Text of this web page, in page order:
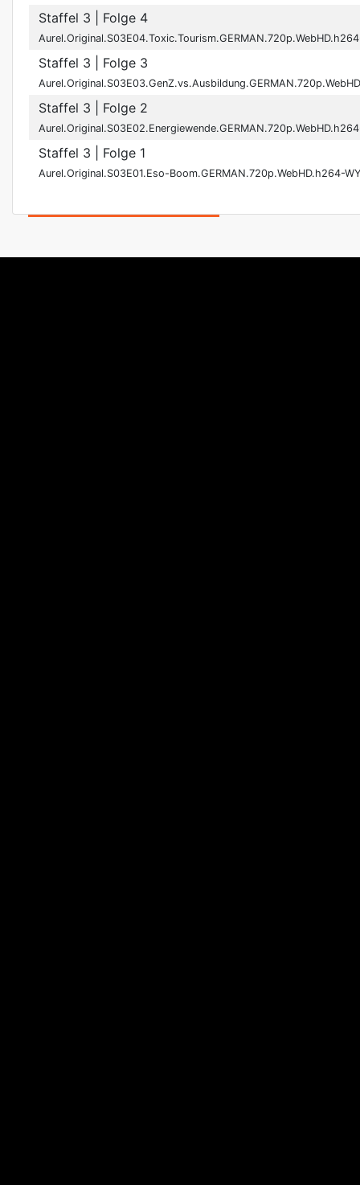
Staffel 3 | Folge 4
Staffel 3 | Folge 3
Staffel 3 | Folge 2
Staffel 3 | Folge 1
Aurel.Original.S03E01.Eso-Boom.GERMAN.720p.WebHD.h264-